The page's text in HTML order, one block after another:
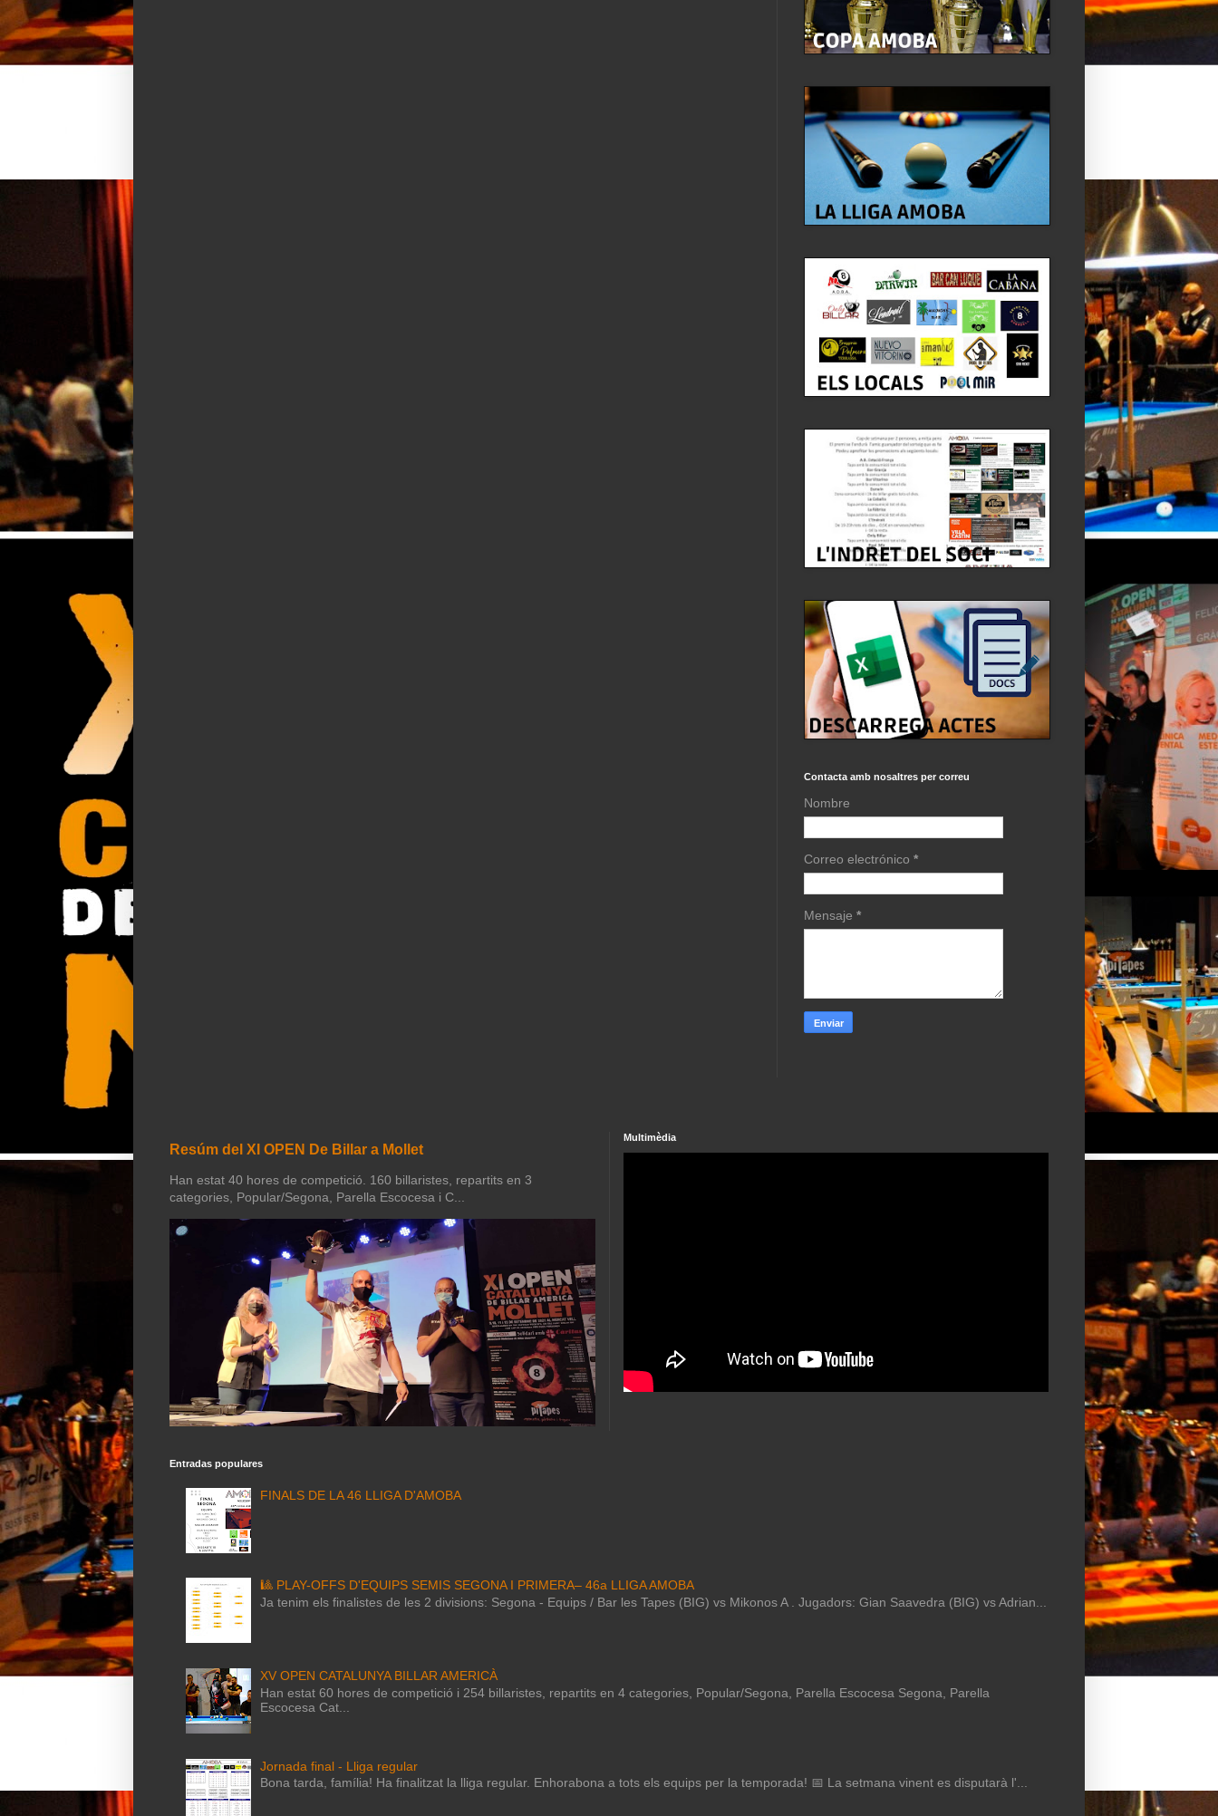
Contacta amb nosaltres per correu
Nombre
Correo electrónico *
Mensaje *
Resúm del XI OPEN De Billar a Mollet
Han estat 40 hores de competició. 160 billaristes, repartits en 3
categories, Popular/Segona, Parella Escocesa i C...
Multimèdia
Entradas populares
FINALS DE LA 46 LLIGA D'AMOBA
🎱 PLAY-OFFS D'EQUIPS SEMIS SEGONA I PRIMERA– 46a LLIGA AMOBA
Ja tenim els finalistes de les 2 divisions: Segona - Equips / Bar les Tapes (BIG) vs Mikonos A . Jugadors: Gian Saavedra (BIG) vs Adrian...
XV OPEN CATALUNYA BILLAR AMERICÀ
Han estat 60 hores de competició i 254 billaristes, repartits en 4 categories, Popular/Segona, Parella Escocesa Segona, Parella
Escocesa Cat...
Jornada final - Lliga regular
Bona tarda, família! Ha finalitzat la lliga regular. Enhorabona a tots els equips per la temporada! 📅 La setmana vinent es disputarà l'...